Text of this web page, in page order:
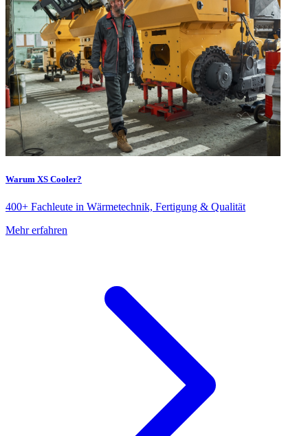
Warum XS Cooler?
400+ Fachleute in Wärmetechnik, Fertigung & Qualität
Mehr erfahren